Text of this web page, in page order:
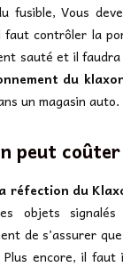
fusible, Vous
faut contrôler la
sauté et il
du
un magasin auto.
peut
réfection du
objets
de s’assurer
Plus encore, il